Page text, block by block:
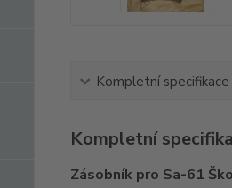
Kompletní specifikace
Kompletní
Zásobník pro Sa-61